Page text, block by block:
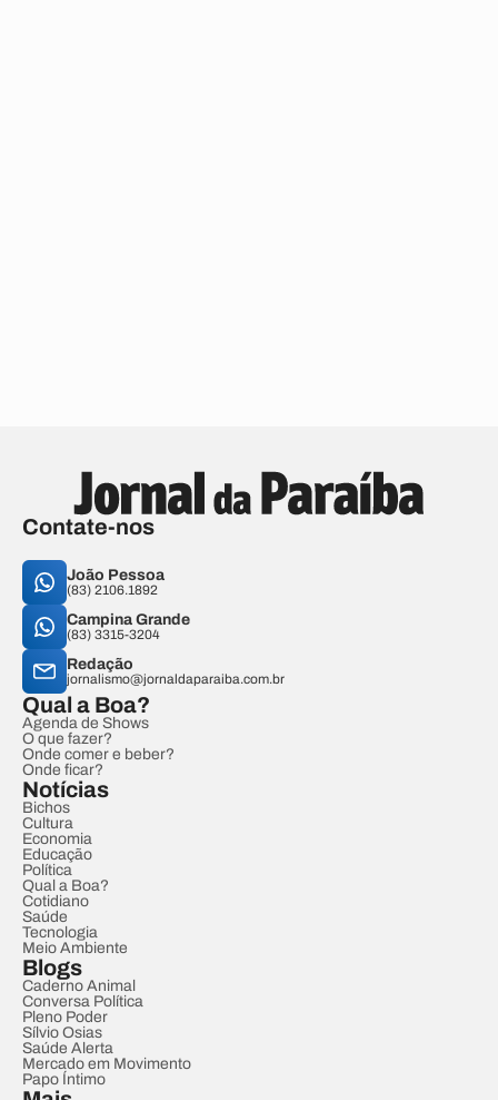
Contate-nos
João Pessoa
(83) 2106.1892
Campina Grande
(83) 3315-3204
Redação
jornalismo@jornaldaparaiba.com.br
Qual a Boa?
Agenda de Shows
O que fazer?
Onde comer e beber?
Onde ficar?
Notícias
Bichos
Cultura
Economia
Educação
Política
Qual a Boa?
Cotidiano
Saúde
Tecnologia
Meio Ambiente
Blogs
Caderno Animal
Conversa Política
Pleno Poder
Sílvio Osias
Saúde Alerta
Mercado em Movimento
Papo Íntimo